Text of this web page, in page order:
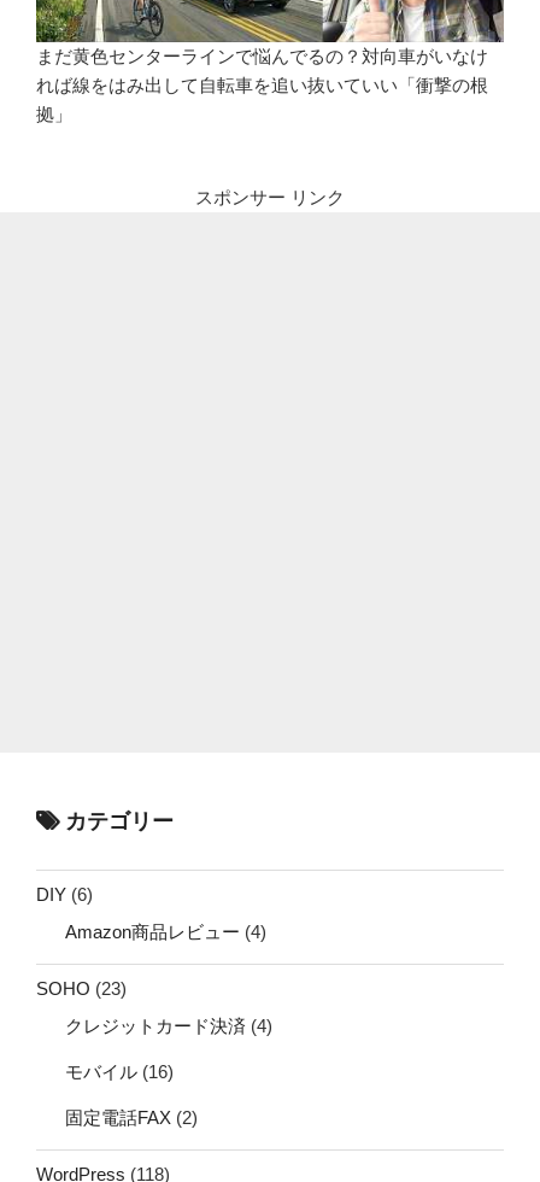
まだ黄色センターラインで悩んでるの？対向車がいなけ
れば線をはみ出して自転車を追い抜いていい「衝撃の根
拠」
スポンサー リンク
カテゴリー
DIY (6)
Amazon商品レビュー (4)
SOHO (23)
クレジットカード決済 (4)
モバイル (16)
固定電話FAX (2)
WordPress (118)